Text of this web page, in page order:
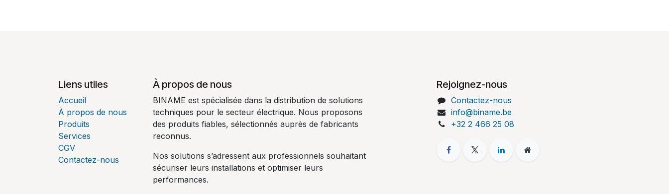
Liens utiles
Accueil
À propos de nous
Produits
Services
CGV
Contactez-nous
À propos de nous
BINAME est spécialisée dans la distribution de solutions
techniques pour le secteur électrique. Nous proposons
des produits fiables, sélectionnés auprès de fabricants
reconnus.
Nos solutions s’adressent aux professionnels souhaitant
sécuriser leurs installations et optimiser leurs
performances.
Rejoignez-nous
Contactez-nous
info@biname.be
+32 2 466 25 08